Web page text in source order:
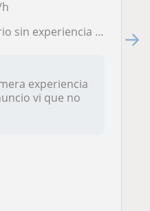
con sus asignaturas. Poseo el título de B1 en inglés
experiencia
vi que no